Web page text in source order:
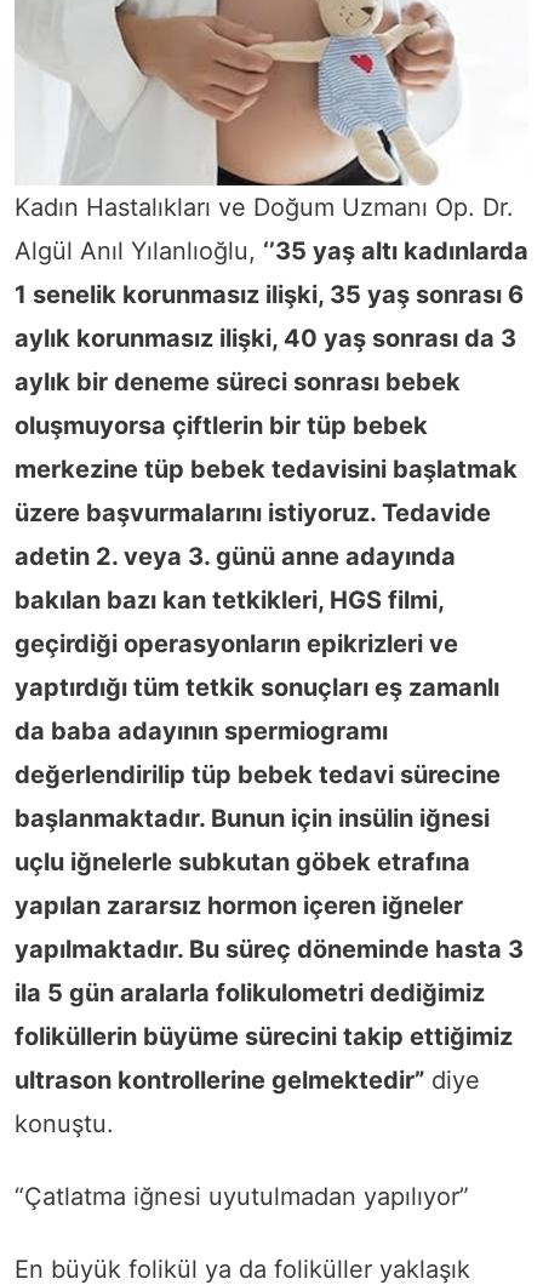
Kadın Hastalıkları ve Doğum Uzmanı Op. Dr.
Algül Anıl Yılanlıoğlu, ‘’35 yaş altı kadınlarda
1 senelik korunmasız ilişki, 35 yaş sonrası 6
aylık korunmasız ilişki, 40 yaş sonrası da 3
aylık bir deneme süreci sonrası bebek
oluşmuyorsa çiftlerin bir tüp bebek
merkezine tüp bebek tedavisini başlatmak
üzere başvurmalarını istiyoruz. Tedavide
adetin 2. veya 3. günü anne adayında
bakılan bazı kan tetkikleri, HGS filmi,
geçirdiği operasyonların epikrizleri ve
yaptırdığı tüm tetkik sonuçları eş zamanlı
da baba adayının spermiogramı
değerlendirilip tüp bebek tedavi sürecine
başlanmaktadır. Bunun için insülin iğnesi
uçlu iğnelerle subkutan göbek etrafına
yapılan zararsız hormon içeren iğneler
yapılmaktadır. Bu süreç döneminde hasta 3
ila 5 gün aralarla folikulometri dediğimiz
foliküllerin büyüme sürecini takip ettiğimiz
ultrason kontrollerine gelmektedir” diye
konuştu.
“Çatlatma iğnesi uyutulmadan yapılıyor”
En büyük folikül ya da foliküller yaklaşık